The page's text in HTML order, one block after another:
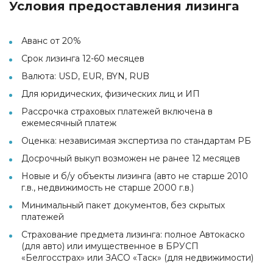
Условия предоставления лизинга
Аванс от 20%
Срок лизинга 12-60 месяцев
Валюта: USD, EUR, BYN, RUB
Для юридических, физических лиц и ИП
Рассрочка страховых платежей включена в
ежемесячный платеж
Оценка: независимая экспертиза по стандартам РБ
Досрочный выкуп возможен не ранее 12 месяцев
Новые и б/у объекты лизинга (авто не старше 2010
г.в., недвижимость не старше 2000 г.в.)
Минимальный пакет документов, без скрытых
платежей
Страхование предмета лизинга: полное Автокаско
(для авто) или имущественное в БРУСП
«Белгосстрах» или ЗАСО «Таск» (для недвижимости)